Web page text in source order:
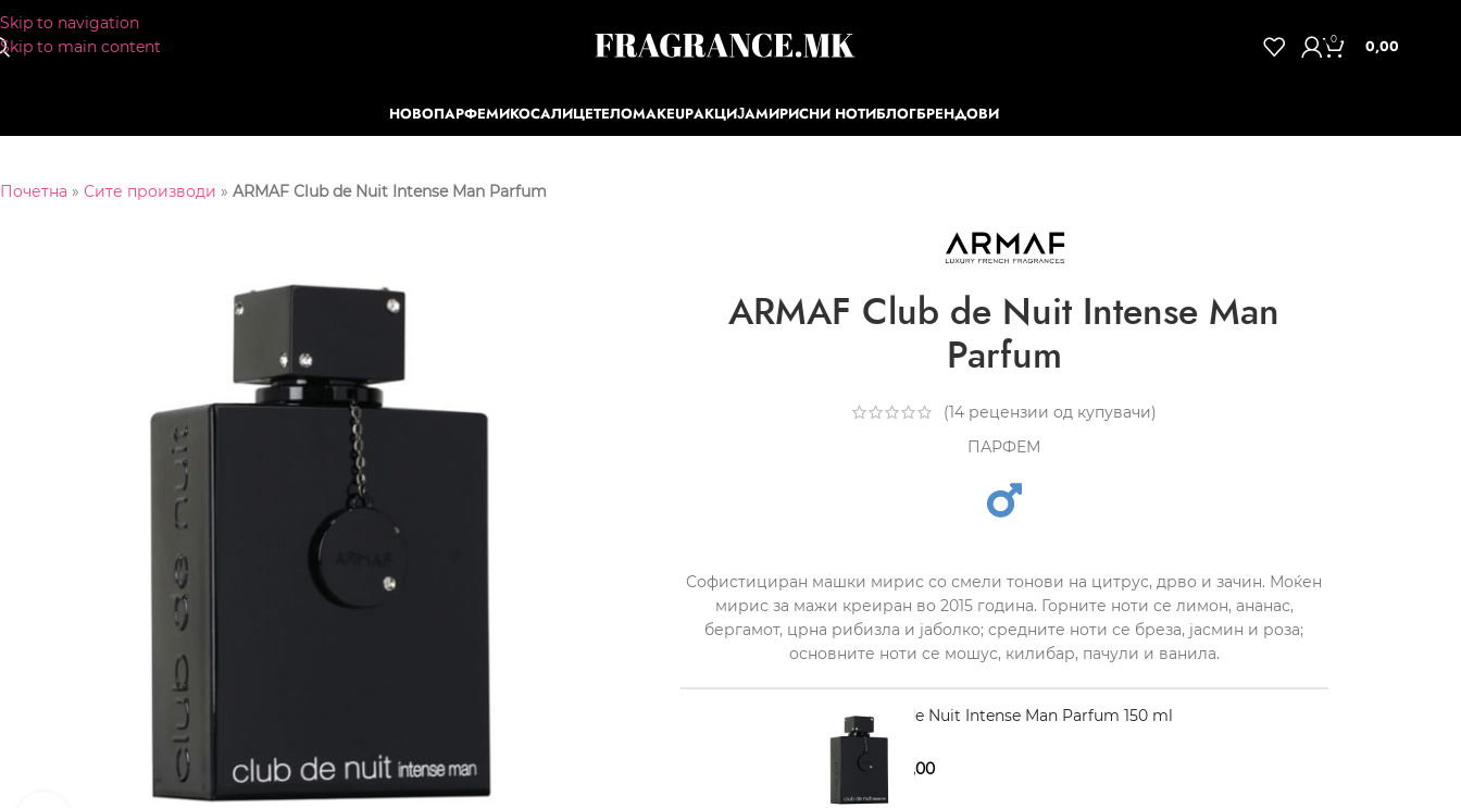
Skip to navigation
Skip to main content
0 0,00
НОВОПАРФЕМИКОСАЛИЦЕТЕЛОMAKEUPАКЦИЈАМИРИСНИ НОТИБЛОГБРЕНДОВИ
Почетна » Сите производи » ARMAF Club de Nuit Intense Man Parfum
ARMAF Club de Nuit Intense Man
Parfum
(14рецензии од купувачи)
ПАРФЕМ
Софистициран машки мирис со смели тонови на цитрус, дрво и зачин. Моќен
мирис за мажи креиран во 2015 година. Горните ноти се лимон, ананас,
бергамот, црна рибизла и јаболко; средните ноти се бреза, јасмин и роза;
основните ноти се мошус, килибар, пачули и ванила.
ARMAF Club de Nuit Intense Man Parfum 150 ml
3.880,00 3.480,00